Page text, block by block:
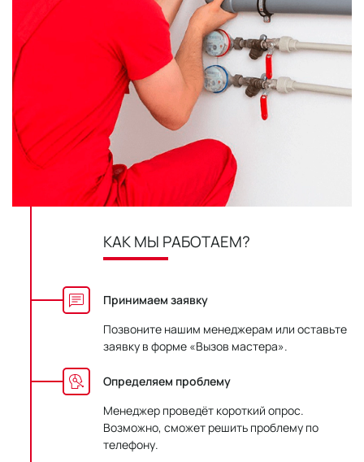
КАК МЫ РАБОТАЕМ?
Принимаем заявку
Позвоните нашим менеджерам или оставьте
заявку в форме «Вызов мастера».
Определяем проблему
Менеджер проведёт короткий опрос.
Возможно, сможет решить проблему по
телефону.